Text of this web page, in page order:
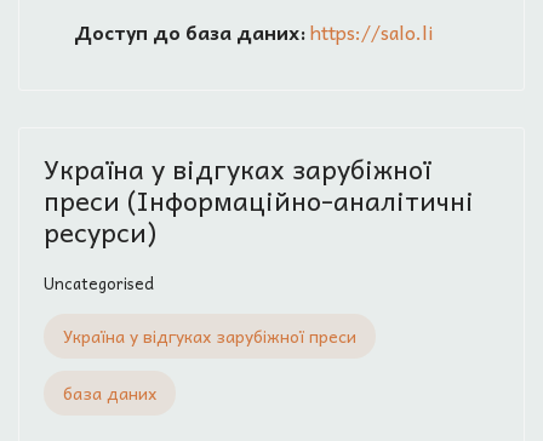
Доступ до база даних:https://salo.li
Україна у відгуках зарубіжної
преси (Інформаційно-аналітичні
ресурси)
Uncategorised
Україна у відгуках зарубіжної преси
база даних